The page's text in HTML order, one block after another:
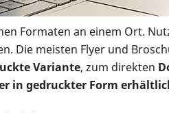
Formaten an einem Ort.
Die meisten Flyer und
Variante, zum direkten
in gedruckter Form